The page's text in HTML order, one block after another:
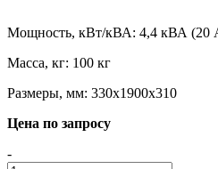
Мощность, кВт/кВА: 4,4 кВА (20
Масса, кг: 100 кг
Размеры, мм: 330х1900х310
Цена по запросу
-